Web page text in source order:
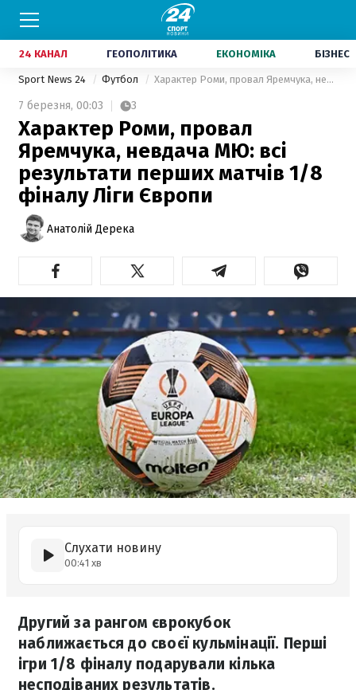
24 КАНАЛ ГЕОПОЛІТИКА ЕКОНОМІКА БІЗНЕС
Sport News 24 Футбол Характер Роми, провал Яремчука, невдача МЮ: всі результати перших матчів 1/8 фіналу Ліги Європи
7 березня, 00:03 3
Характер Роми, провал
Яремчука, невдача МЮ: всі
результати перших матчів 1/8
фіналу Ліги Європи
Анатолій Дерека
Слухати новину
00:41 хв
Другий за рангом єврокубок
наближається до своєї кульмінації. Перші
ігри 1/8 фіналу подарували кілька
несподіваних результатів.